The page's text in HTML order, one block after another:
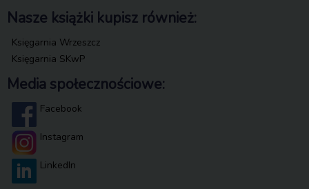
Nasze książki kupisz również:
Księgarnia Wrzeszcz
Księgarnia SKwP
Media społecznościowe:
Facebook
Instagram
LinkedIn